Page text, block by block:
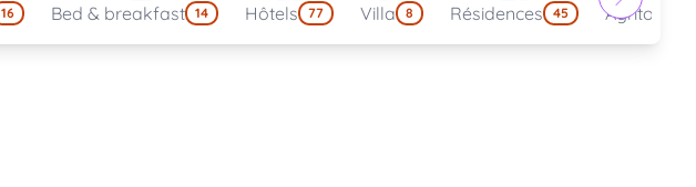
16 Bed & breakfast 14 Hôtels 77 Villa 8 Résidences 45